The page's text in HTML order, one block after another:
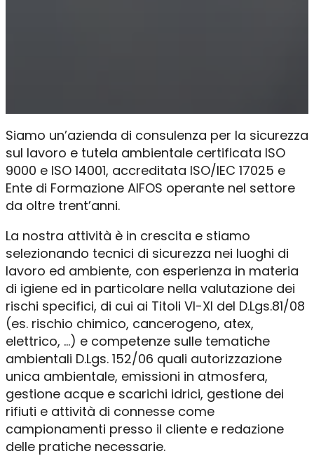
Siamo un’azienda di consulenza per la sicurezza
sul lavoro e tutela ambientale certificata ISO
9000 e ISO 14001, accreditata ISO/IEC 17025 e
Ente di Formazione AIFOS operante nel settore
da oltre trent’anni.
La nostra attività è in crescita e stiamo
selezionando tecnici di sicurezza nei luoghi di
lavoro ed ambiente, con esperienza in materia
di igiene ed in particolare nella valutazione dei
rischi specifici, di cui ai Titoli VI-XI del D.Lgs.81/08
(es. rischio chimico, cancerogeno, atex,
elettrico, …) e competenze sulle tematiche
ambientali D.Lgs. 152/06 quali autorizzazione
unica ambientale, emissioni in atmosfera,
gestione acque e scarichi idrici, gestione dei
rifiuti e attività di connesse come
campionamenti presso il cliente e redazione
delle pratiche necessarie.